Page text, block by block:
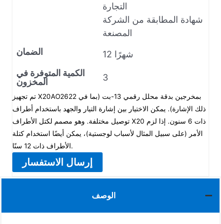
التجارة
شهادة المطابقة من الشركة
المصنعة
الضمان
12 شهرًا
الكمية المتوفرة في
المخزون
3
تم تجهيز X20AO2622 بمخرجين بدقة محلل رقمي 13-بت (بما في
ذلك الإشارة). يمكن الاختيار بين إشارة التيار والجهد باستخدام أطراف
توصيل مختلفة. وهو مصمم لكتل الأطراف X20 ذات 6 سنون. إذا لزم
الأمر (على سبيل المثال لأسباب لوجستية)، يمكن أيضًا استخدام كتلة
الأطراف ذات 12 سنًا.
إرسال الاستفسار
الوصف